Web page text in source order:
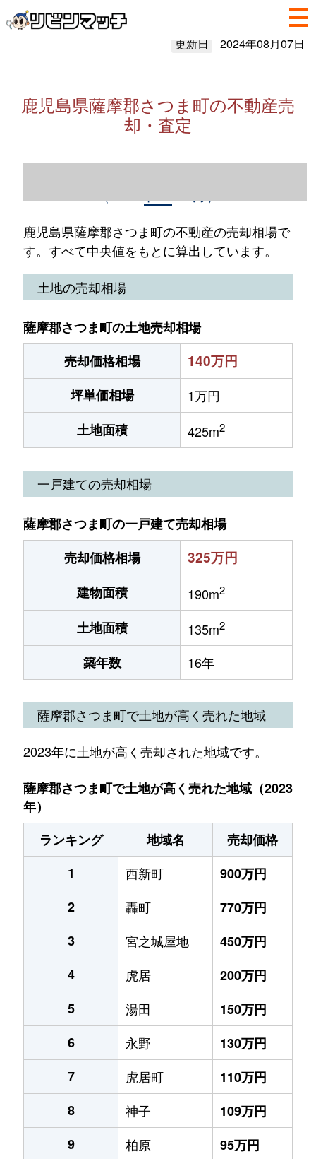
更新日 2024年08月07日
鹿児島県薩摩郡さつま町の不動産売
却・査定
鹿児島県薩摩郡さつま町の不動産の売却相場で
す。すべて中央値をもとに算出しています。
土地の売却相場
薩摩郡さつま町の土地売却相場
売却価格相場
140万円
坪単価相場
1万円
土地面積
425m2
一戸建ての売却相場
薩摩郡さつま町の一戸建て売却相場
売却価格相場
325万円
建物面積 190m2
土地面積 135m2
築年数 16年
薩摩郡さつま町で土地が高く売れた地域
2023年に土地が高く売却された地域です。
薩摩郡さつま町で土地が高く売れた地域（2023
年）
ランキング
地域名
売却価格
1
西新町
900万円
2
轟町
770万円
3
宮之城屋地
450万円
4
虎居
200万円
5
湯田
150万円
6
永野
130万円
7
虎居町
110万円
8
神子
109万円
9
柏原
95万円